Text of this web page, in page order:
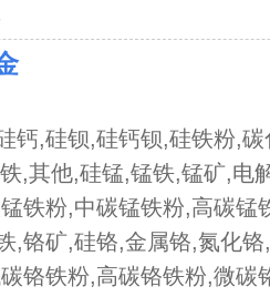
钙,硅钡,硅钙钡,硅铁粉,
,其他,硅锰,锰铁,锰矿,电
铁粉,中碳锰铁粉,高碳锰
,铬矿,硅铬,金属铬,氮化
铬铁粉,高碳铬铁粉,微碳